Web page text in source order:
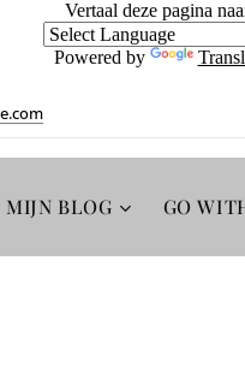
Vertaal deze pagina
Powered by
MIJN BLOG GO